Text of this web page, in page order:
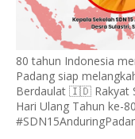
80 tahun Indonesia
Padang siap
Berdaulat 🇮🇩 Rakyat
Hari Ulang Tahun ke-